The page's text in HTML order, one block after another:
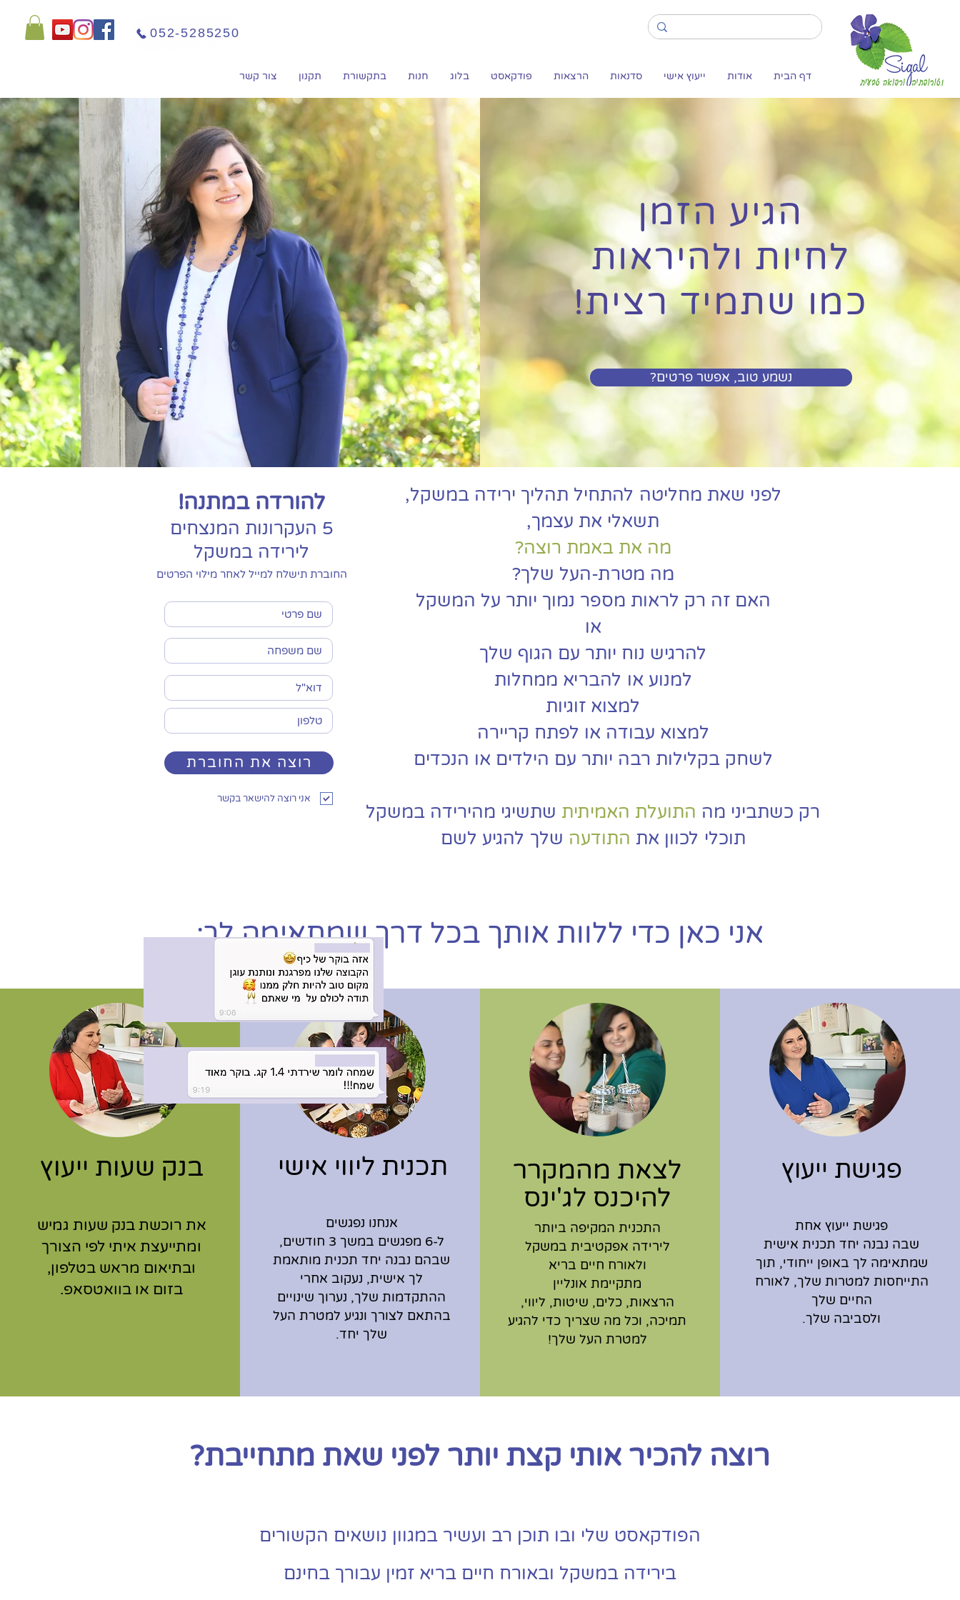
052-5285250
דף הבית אודות ייעוץ אישי סדנאות הרצאות פודקאסט בלוג חנות בתקשורת תקנון צור קשר
הגיע הזמן
לחיות ולהיראות
כמו שתמיד רצית!
?נשמע טוב, אפשר פרטים
לפני שאת מחליטה להתחיל תהליך ירידה במשקל,
תשאלי את עצמך,
מה את באמת רוצה?
מה מטרת-העל שלך?
האם זה רק לראות מספר נמוך יותר על המשקל
או
להרגיש נוח יותר עם הגוף שלך
למנוע או להבריא ממחלות
למצוא זוגיות
למצוא עבודה או לפתח קריירה
לשחק בקלילות רבה יותר עם הילדים או הנכדים
רק כשתביני מה התועלת האמיתית שתשיגי מהירידה במשקל
תוכלי לכוון את התודעה שלך להגיע לשם
להורדה במתנה!
5 העקרונות המנצחים
לירידה במשקל
החוברת תישלח למייל לאחר מילוי הפרטים
רוצה את החוברת
אני רוצה להישאר בקשר
אני כאן כדי ללוות אותך בכל דרך שמתאימה לך:
בנק שעות ייעוץ
את רוכשת בנק שעות גמיש
ומתייעצת איתי לפי הצורך
ובתיאום מראש בטלפון,
בזום או בוואטסאפ.
תכנית ליווי אישי
אנחנו נפגשים
ל-6 מפגשים במשך 3 חודשים,
שבהם נבנה יחד תכנית מותאמת
לך אישית, נעקוב אחרי
ההתקדמות שלך, נערוך שינויים
בהתאם לצורך ונגיע למטרת העל
שלך יחד.
לצאת מהמקרר
להיכנס לג'ינס
התכנית המקיפה ביותר
לירידה אפקטיבית במשקל
ולאורח חיים בריא
מתקיימת אונליין
הרצאות, כלים, שיטות, ליווי,
תמיכה, וכל מה שצריך כדי להגיע
למטרת העל שלך!
פגישת ייעוץ
פגישת ייעוץ אחת
שבה נבנה יחד תכנית אישית
שמתאימה לך באופן ייחודי, תוך
התייחסות למטרות שלך, לאורח
החיים שלך
ולסביבה שלך.
רוצה להכיר אותי קצת יותר לפני שאת מתחייבת?
הפודקאסט שלי ובו תוכן רב ועשיר במגוון נושאים הקשורים
בירידה במשקל ובאורח חיים בריא זמין עבורך בחינם